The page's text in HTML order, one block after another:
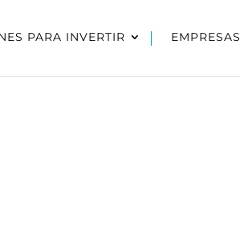
PARA INVERTIR EMPRESAS